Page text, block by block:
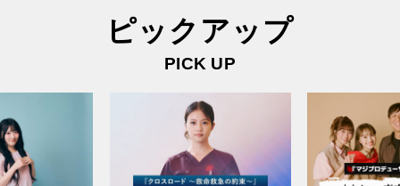
ピックアップ
PICK UP